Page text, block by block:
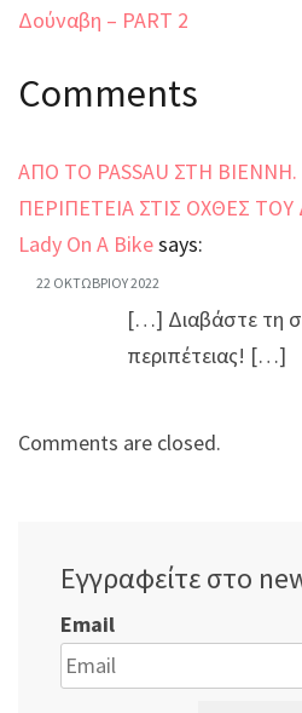
Δούναβη – PART 2
Comments
ΑΠΟ ΤΟ PASSAU ΣΤΗ
ΠΕΡΙΠΕΤΕΙΑ ΣΤΙΣ ΟΧΘΕΣ
Lady On A Bikesays:
22 ΟΚΤΩΒΡΊΟΥ 2022
[…] Διαβάστε τη
περιπέτειας! […]
Comments are closed.
Εγγραφείτε στο
Email